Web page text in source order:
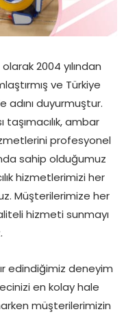
2004 yılından
ve Türkiye
adını duyurmuştur.
ambar
profesyonel
sahip olduğumuz
hizmetlerimizi her
Müşterilerimize her
hizmeti sunmayı
edindiğimiz deneyim
en kolay hale
müşterilerimizin